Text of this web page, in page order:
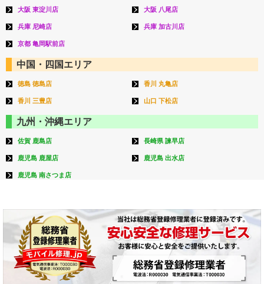
大阪 東淀川店 大阪 八尾店
兵庫 尼崎店 兵庫 加古川店
京都 亀岡駅前店
中国・四国エリア
徳島 徳島店 香川 丸亀店
香川 三豊店 山口 下松店
九州・沖縄エリア
佐賀 鹿島店 長崎県 諫早店
鹿児島 鹿屋店 鹿児島 出水店
鹿児島 南さつま店